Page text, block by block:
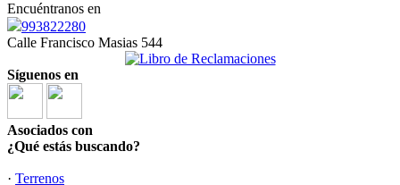
Encuéntranos en
993822280
Calle Francisco Masias 544
Síguenos en
Asociados con
¿Qué estás buscando?
· Terrenos